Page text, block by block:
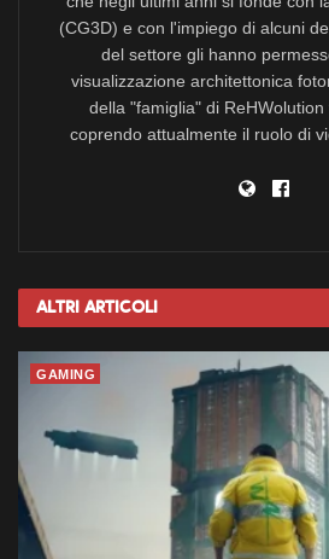
(CG3D) e con l'impiego di alcuni
del settore gli hanno
visualizzazione architettonica
della "famiglia" di ReHWolution
coprendo attualmente il ruolo di
Altri Articoli
GAMING